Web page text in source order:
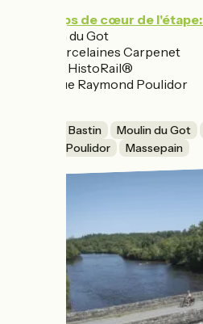
Les coups de cœur de l'étape:
• Moulin du Got
• Les Porcelaines Carpenet
• Musée HistoRail®
• Fresque Raymond Poulidor
Tannerie Bastin Moulin du Got
Fresque Poulidor
Massepain